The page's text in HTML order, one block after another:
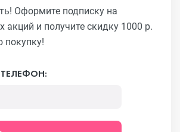
Оформите подписку на
акций и получите скидку 1000 р.
покупку!